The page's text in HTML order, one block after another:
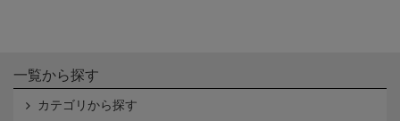
一覧から探す
カテゴリから探す